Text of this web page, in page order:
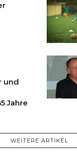
und
Jahre
WEITERE ARTIKEL